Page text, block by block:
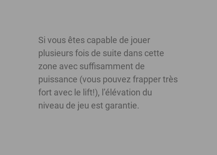
Si vous êtes capable de jouer
plusieurs fois de suite dans cette
zone avec suffisamment de
puissance (vous pouvez frapper très
fort avec le lift!), l’élévation du
niveau de jeu est garantie.